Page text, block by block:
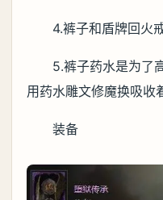
4.裤子和盾牌回火
5.裤子药水是为了
用药水雕文修魔换吸收
装备